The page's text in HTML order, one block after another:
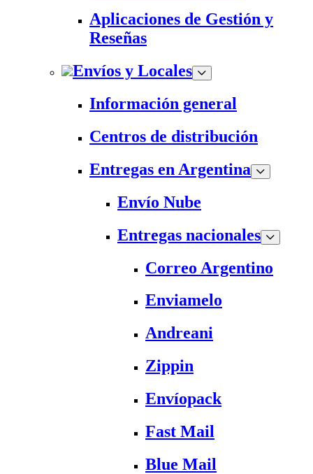
Aplicaciones de Gestión y
Reseñas
Envíos y Locales
Información general
Centros de distribución
Entregas en Argentina
Envío Nube
Entregas nacionales
Correo Argentino
Enviamelo
Andreani
Zippin
Envíopack
Fast Mail
Blue Mail